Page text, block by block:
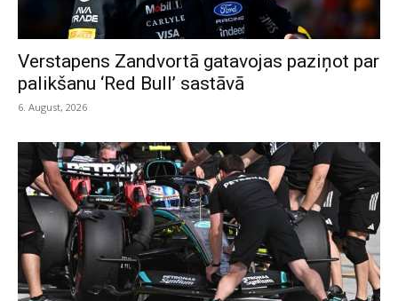
Verstapens Zandvortā gatavojas paziņot par
palikšanu ‘Red Bull’ sastāvā
6. August, 2026